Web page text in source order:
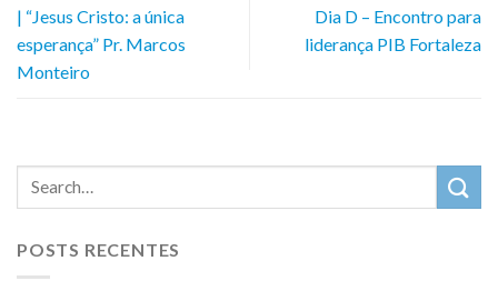
| “Jesus Cristo: a única
esperança” Pr. Marcos
Monteiro
Dia D – Encontro para
liderança PIB Fortaleza
POSTS RECENTES